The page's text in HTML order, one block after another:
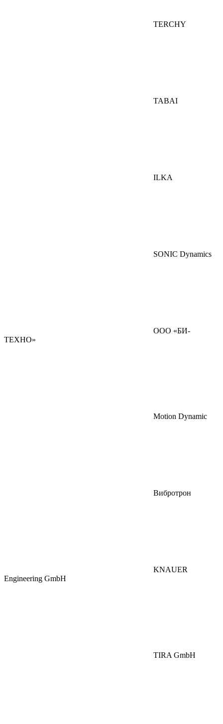
TERCHY
TABAI
ILKA
SONIC Dynamics
ООО «БИ-
ТЕХНО»
Motion Dynamic
Вибротрон
KNAUER
Engineering GmbH
TIRA GmbH